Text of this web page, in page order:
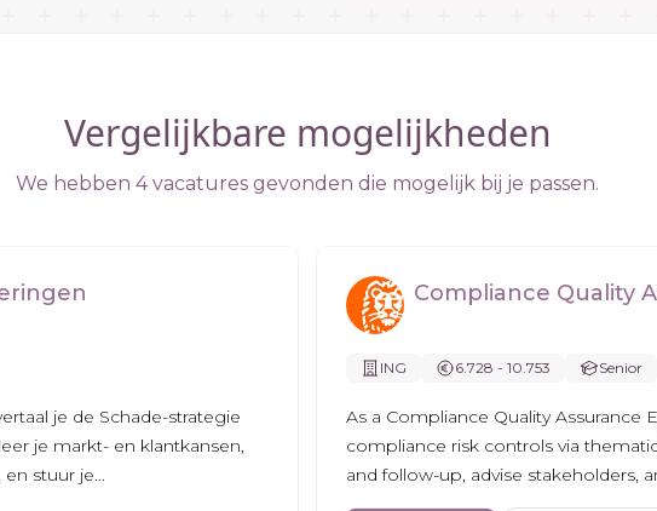
Vergelijkbare mogelijkheden
We hebben 4 vacatures gevonden die mogelijk bij je passen.
je de Schade-strategie
je markt- en klantkansen,
stuur je...
Compliance Quality
ING 6.728 - 10.753 Senior
As a Compliance Quality Assurance
compliance risk controls via
and follow-up, advise stakeholders,